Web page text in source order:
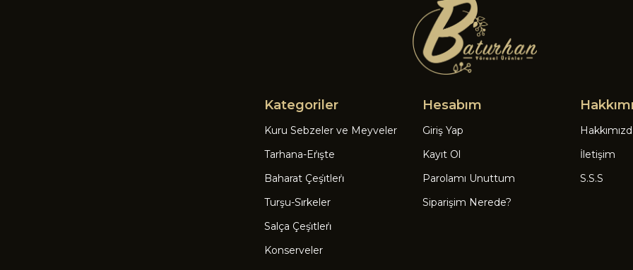
Kategoriler
Kuru Sebzeler ve Meyveler
Tarhana-Eri̇şte
Baharat Çeşi̇tleri̇
Turşu-Si̇rkeler
Salça Çeşi̇tleri̇
Konserveler
Hesabım
Giriş Yap
Kayıt Ol
Parolamı Unuttum
Siparişim Nerede?
İletişim
S.S.S